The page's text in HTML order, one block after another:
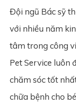
Đội ngũ Bác sỹ
với nhiều năm
tâm trong công
Pet Service luôn
chăm sóc tốt
chữa bệnh cho